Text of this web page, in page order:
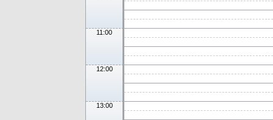
11:00
12:00
13:00